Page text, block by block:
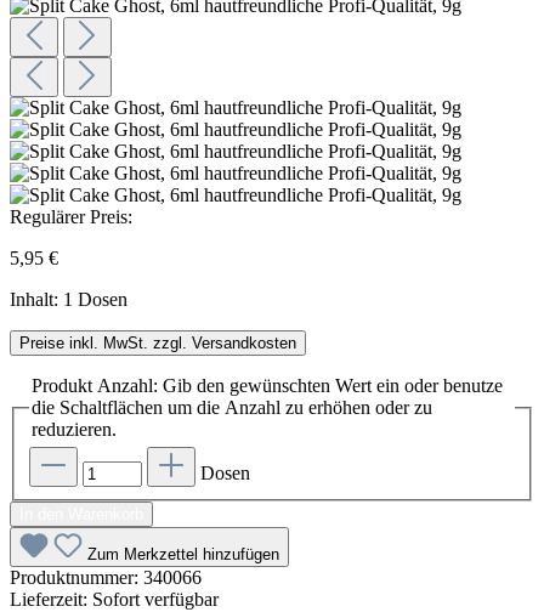
Regulärer Preis:
5,95 €
Inhalt: 1 Dosen
Preise inkl. MwSt. zzgl. Versandkosten
Produkt Anzahl: Gib den gewünschten Wert ein oder benutze
die Schaltflächen um die Anzahl zu erhöhen oder zu
reduzieren.
Dosen
Zum Merkzettel hinzufügen
Produktnummer: 340066
Lieferzeit: Sofort verfügbar